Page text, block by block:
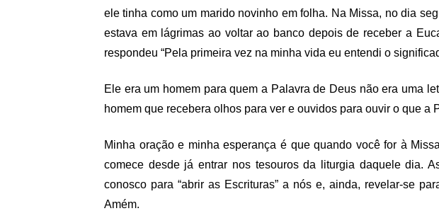
ele tinha como um marido novinho em folha. Na Missa, no dia
estava em lágrimas ao voltar ao banco depois de receber a
respondeu “Pela primeira vez na minha vida eu entendi o
Ele era um homem para quem a Palavra de Deus não era uma
homem que recebera olhos para ver e ouvidos para ouvir o que
Minha oração e minha esperança é que quando você for à
comece desde já entrar nos tesouros da liturgia daquele dia.
conosco para “abrir as Escrituras” a nós e, ainda, revelar-se
Amém.